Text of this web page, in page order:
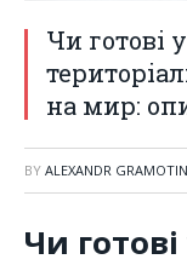
Чи готові
на мир:
BY ALEXANDR GRAMOTIN
Чи